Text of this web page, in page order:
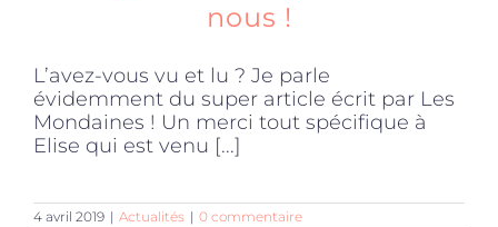
nous !
L’avez-vous vu et lu ? Je parle
évidemment du super article écrit par Les
Mondaines ! Un merci tout spécifique à
Elise qui est venu [...]
4 avril 2019 | Actualités | 0 commentaire